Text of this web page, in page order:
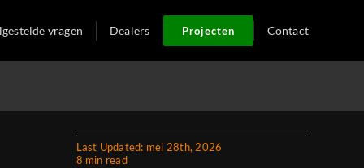
vragen Dealers Projecten Contact
Last Updated: mei 28th, 2026
8 min read